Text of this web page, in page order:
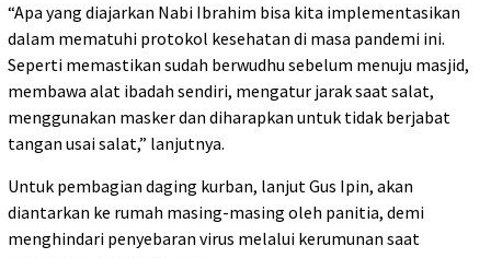
“Apa yang diajarkan Nabi Ibrahim bisa kita implementasikan
dalam mematuhi protokol kesehatan di masa pandemi ini.
Seperti memastikan sudah berwudhu sebelum menuju masjid,
membawa alat ibadah sendiri, mengatur jarak saat salat,
menggunakan masker dan diharapkan untuk tidak berjabat
tangan usai salat,” lanjutnya.
Untuk pembagian daging kurban, lanjut Gus Ipin, akan
diantarkan ke rumah masing-masing oleh panitia, demi
menghindari penyebaran virus melalui kerumunan saat